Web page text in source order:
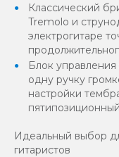
Классический
Tremolo и
электрогитаре
Блок
одну ручку
настройки
Идеальный выбор
гитаристов